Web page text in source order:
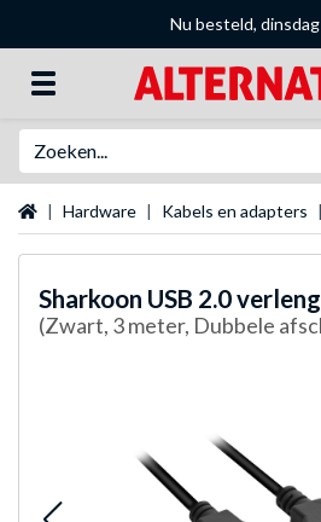
Nu besteld,
Startpagina
Hardware Kabels en adapters
Sharkoon USB 2.0
(Zwart, 3 meter, Dubbele